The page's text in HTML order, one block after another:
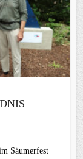
Säumerfest